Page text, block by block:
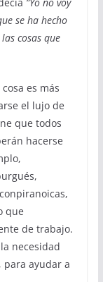
se ha hecho
cosas que
es más
el lujo de
que todos
hacerse
que
de trabajo.
necesidad
para ayudar a